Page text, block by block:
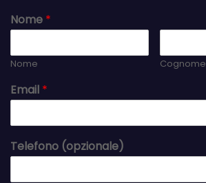
Nome *
Nome Cognome
Email *
Telefono (opzionale)